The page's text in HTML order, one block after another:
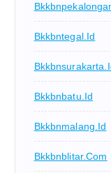
Bkkbntegal.id
Bkkbnbatu.id
Bkkbnmalang.id
Bkkbnblitar.com